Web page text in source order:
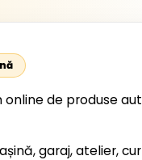
online de produse
garaj, atelier,